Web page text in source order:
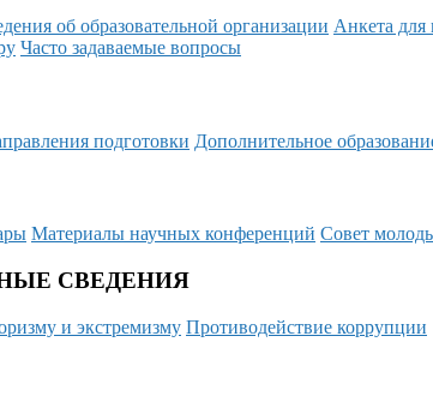
об образовательной организации Анкета для
Часто задаваемые вопросы
подготовки Дополнительное
Материалы научных конференций Совет
СВЕДЕНИЯ
и экстремизму Противодействие коррупции